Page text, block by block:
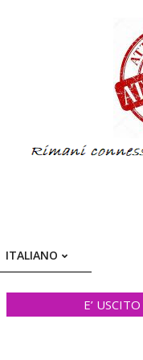
ITALIANO
E’